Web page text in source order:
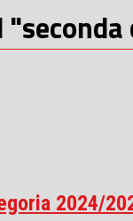
2024/